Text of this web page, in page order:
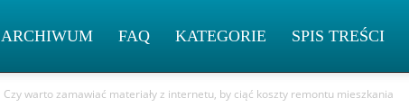
ARCHIWUM FAQ KATEGORIE SPIS TREŚCI
Czy warto zamawiać materiały z internetu, by ciąć koszty remontu mieszkania